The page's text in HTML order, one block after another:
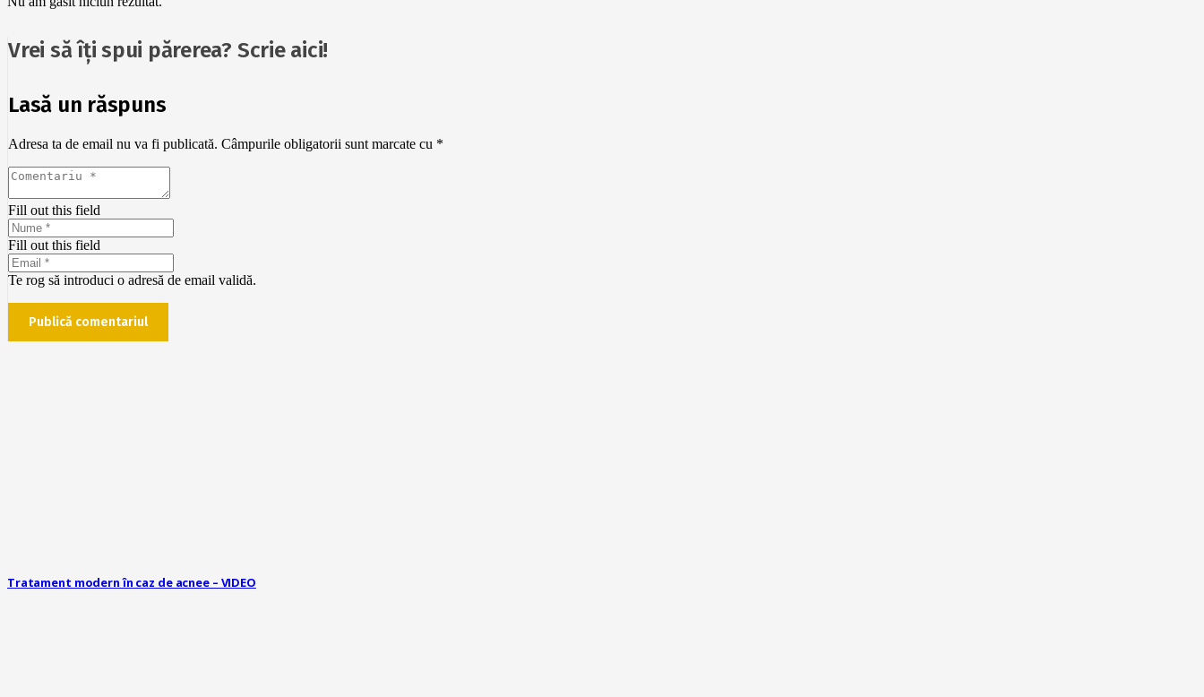
Vrei să îți spui părerea? Scrie aici!
Lasă un răspuns
Adresa ta de email nu va fi publicată. Câmpurile obligatorii sunt marcate cu *
Fill out this field
Fill out this field
Te rog să introduci o adresă de email validă.
Publică comentariul
Tratament modern în caz de acnee – VIDEO